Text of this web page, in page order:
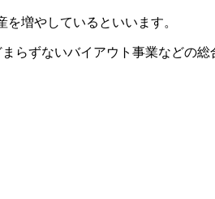
増やしているといいます。
らずないバイアウト事業などの総